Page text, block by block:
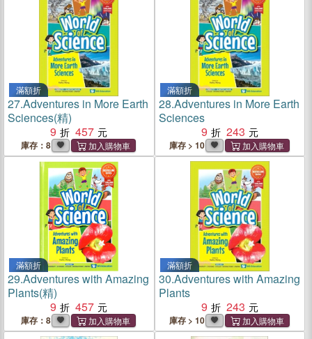
滿額折
27.Adventures in More Earth
Sciences(精)
9
457
庫存：8
滿額折
28.Adventures in More Earth
Sciences
9
243
庫存 > 10
滿額折
29.Adventures with Amazing
Plants(精)
9
457
庫存：8
滿額折
30.Adventures with Amazing
Plants
9
243
庫存 > 10